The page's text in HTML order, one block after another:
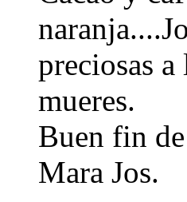
preciosas
mueres.
Buen fin
Mara Jos.